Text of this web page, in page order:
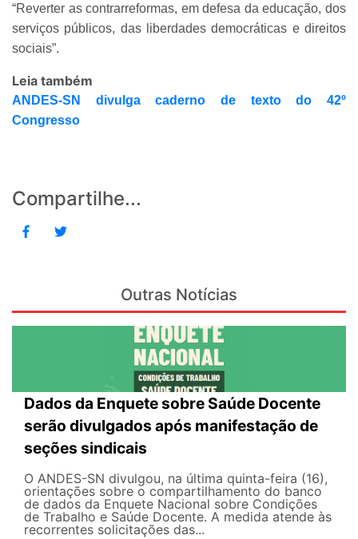
“Reverter as contrarreformas, em defesa da educação, dos
serviços públicos, das liberdades democráticas e direitos
sociais”.
Leia também
ANDES-SN divulga caderno de texto do 42º
Congresso
Compartilhe...
Outras Notícias
Dados da Enquete sobre Saúde Docente
serão divulgados após manifestação de
seções sindicais
O ANDES-SN divulgou, na última quinta-feira (16),
orientações sobre o compartilhamento do banco
de dados da Enquete Nacional sobre Condições
de Trabalho e Saúde Docente. A medida atende às
recorrentes solicitações das...